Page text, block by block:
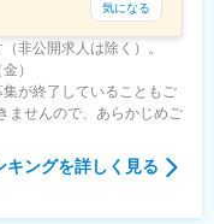
気になる
非公開求人は除く）。
）
が終了していることもご
ませんので、あらかじめご
キングを詳しく見る